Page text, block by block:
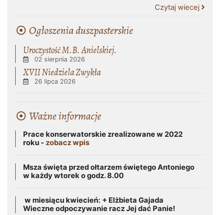
Czytaj wiecej
Ogłoszenia duszpasterskie
Uroczystość M.B. Anielskiej.
02 sierpnia 2026
XVII Niedziela Zwykła
26 lipca 2026
Ważne informacje
Prace konserwatorskie zrealizowane w 2022
roku - zobacz wpis
Msza święta przed ołtarzem świętego Antoniego
w każdy wtorek o godz. 8.00
w miesiącu kwiecień: + Elżbieta Gajada
Wieczne odpoczywanie racz Jej dać Panie!